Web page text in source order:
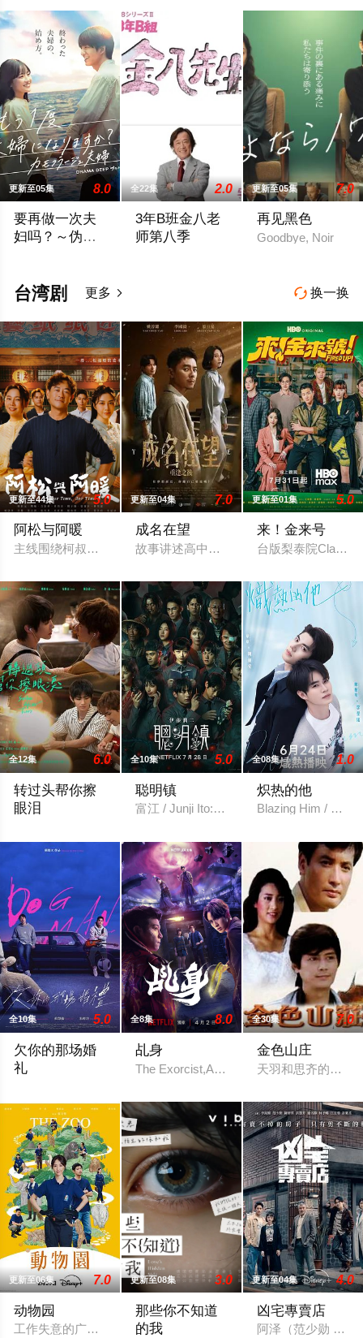
更新至05集 8.0
要再做一次夫
妇吗？～伪装
全22集 2.0
3年B班金八老
师第八季
更新至05集 7.0
再见黑色
Goodbye, Noir
 换一换
台湾剧 更多 
更新至44集 5.0
阿松与阿暖
主线围绕柯叔元与韩瑜饰演的"离婚夫妻"阿松、阿芬展开，两人
更新至04集 7.0
成名在望
故事讲述高中好友陈志伟（李国毅 饰）
更新至01集 5.0
来！金来号
台版梨泰院Class /
全12集 6.0
转过头帮你擦
眼泪
全10集 5.0
聪明镇
富江 / Junji Ito: Bloody Smart
全08集 1.0
炽热的他
Blazing Him / 熾熱
全10集 5.0
欠你的那场婚
礼
全8集 8.0
乩身
The Exorcist,Agent from Above,乩身：踏
全30集 7.0
金色山庄
天羽和思齐的恋情
更新至06集 7.0
动物园
工作失意的广告公司创意总监朱欣葵（邵雨薇 饰）竟意外成为
更新至08集 3.0
那些你不知道
的我
更新至04集 4.0
凶宅專賣店
阿泽（范少勋 饰）